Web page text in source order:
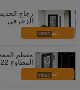
زجاج
الزخرفي
اتصل بنا
المطاوع 22 * ​​64 بوصة حجم الشكل وضعت
اتصل بنا